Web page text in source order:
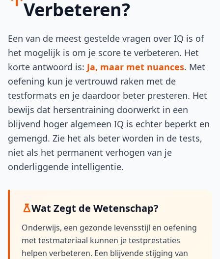
Verbeteren?
Een van de meest gestelde vragen over IQ is of
het mogelijk is om je score te verbeteren. Het
korte antwoord is: Ja, maar met nuances. Met
oefening kun je vertrouwd raken met de
testformats en je daardoor beter presteren. Het
bewijs dat hersentraining doorwerkt in een
blijvend hoger algemeen IQ is echter beperkt en
gemengd. Zie het als beter worden in de tests,
niet als het permanent verhogen van je
onderliggende intelligentie.
Wat Zegt de Wetenschap?
Onderwijs, een gezonde levensstijl en oefening
met testmateriaal kunnen je testprestaties
helpen verbeteren. Een blijvende stijging van